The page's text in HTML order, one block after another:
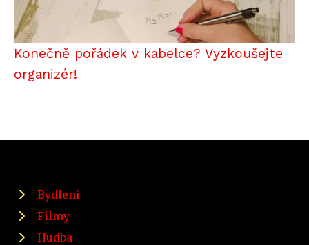
Konečně pořádek v kabelce? Vyzkoušejte
organizér!
Bydlení
Filmy
Hudba